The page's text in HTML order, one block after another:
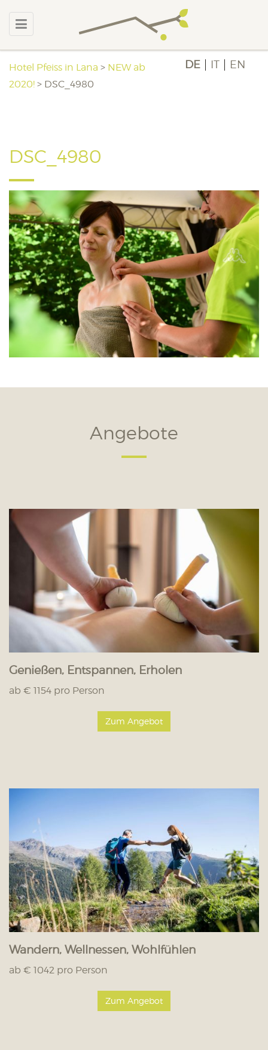
DE IT EN
Hotel Pfeiss in Lana > NEW ab
2020! > DSC_4980
DSC_4980
Angebote
Genießen, Entspannen, Erholen
ab € 1154 pro Person
Zum Angebot
Wandern, Wellnessen, Wohlfühlen
ab € 1042 pro Person
Zum Angebot